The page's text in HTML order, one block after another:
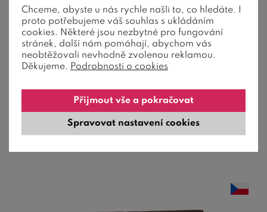
Rozkládací postel TANDEM PLUS Pravá -
oblá
2x110 kg, vhodné na každodenní ...
od 34 859Kč
4-6 týdnů
Chceme, abyste u nás rychle našli to, co hledáte. I
proto potřebujeme váš souhlas s ukládáním
cookies. Některé jsou nezbytné pro fungování
stránek, další nám pomáhají, abychom vás
neobtěžovali nevhodně zvolenou reklamou.
Děkujeme. Podrobnosti o cookies
Spravovat nastavení cookies
Přijmout vše a pokračovat